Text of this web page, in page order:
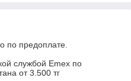
по предоплате.
службой Emex по
от 3.500 тг